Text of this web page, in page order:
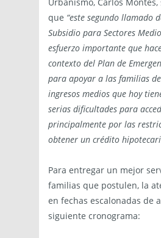
que “este segundo llamado
Subsidio para Sectores
esfuerzo importante que
contexto del Plan de
para apoyar a las familias
ingresos medios que hoy
serias dificultades para
principalmente por las
obtener un crédito
Para entregar un mejor
familias que postulen, la
en fechas escalonadas de
siguiente cronograma: